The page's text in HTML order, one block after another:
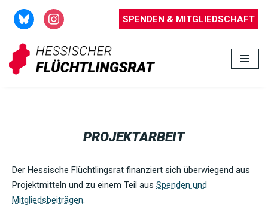
Zum
Inhalt
springen
SPENDEN & MITGLIEDSCHAFT
PROJEKTARBEIT
Der Hessische Flüchtlingsrat finanziert sich überwiegend aus
Projektmitteln und zu einem Teil aus Spenden und
Mitgliedsbeiträgen.